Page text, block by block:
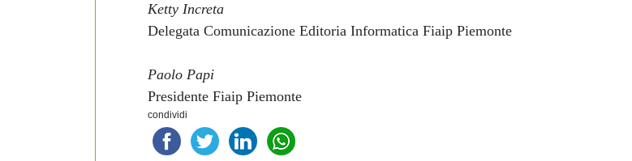
l
c
n
s
n
s
Ketty Increta
Delegata Comunicazione Editoria Informatica Fiaip Piemonte
Paolo Papi
Presidente Fiaip Piemonte
condividi